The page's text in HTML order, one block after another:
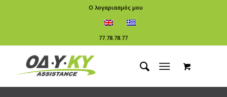
Ο λογαριασμός μου
77.78.78.77